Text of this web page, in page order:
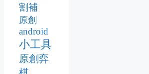
割補
原創
android
小工具
原創弈